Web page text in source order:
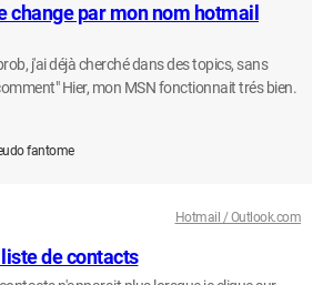
change par mon nom hotmail
j'ai déjà cherché dans des topics, sans
Hier, mon MSN fonctionnait trés bien.
fantome
Hotmail / Outlook.com
de contacts